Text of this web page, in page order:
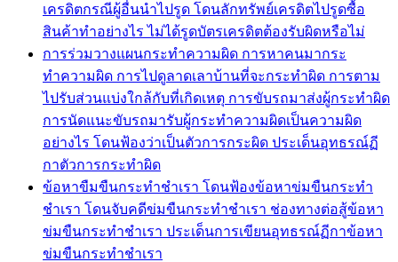
เครดิตกรณีผู้อื่นนำไปรูด โดนลักทรัพย์เครดิตไปรูดซื้อ
สินค้าทำอย่างไร ไม่ได้รูดบัตรเครดิตต้องรับผิดหรือไม่
การร่วมวางแผนกระทำความผิด การหาคนมากระ
ทำความผิด การไปดูลาดเลาบ้านที่จะกระทำผิด การตาม
ไปรับส่วนแบ่งใกล้กับที่เกิดเหตุ การขับรถมาส่งผู้กระทำผิด
การนัดแนะขับรถมารับผู้กระทำความผิดเป็นความผิด
อย่างไร โดนฟ้องว่าเป็นตัวการกระผิด ประเด็นอุทธรณ์ฏี
กาตัวการกระทำผิด
ข้อหาขืมขืนกระทำชำเรา โดนฟ้องข้อหาข่มขืนกระทำ
ชำเรา โดนจับคดีข่มขืนกระทำชำเรา ช่องทางต่อสู้ข้อหา
ข่มขืนกระทำชำเรา ประเด็นการเขียนอุทธรณ์ฏีกาข้อหา
ข่มขืนกระทำชำเรา